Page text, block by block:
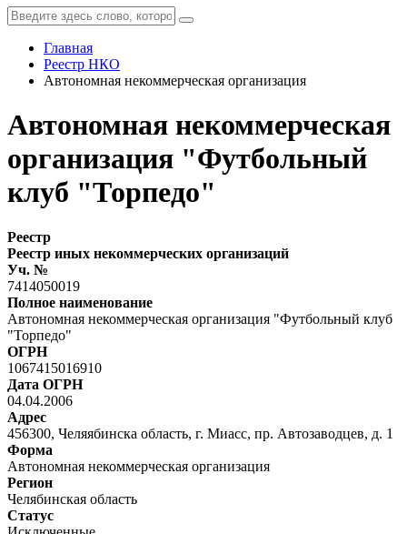
Главная
Реестр НКО
Автономная некоммерческая организация
Автономная некоммерческая
организация "Футбольный
клуб "Торпедо"
Реестр
Реестр иных некоммерческих организаций
Уч. №
7414050019
Полное наименование
Автономная некоммерческая организация "Футбольный клуб
"Торпедо"
ОГРН
1067415016910
Дата ОГРН
04.04.2006
Адрес
456300, Челяябинска область, г. Миасс, пр. Автозаводцев, д. 1
Форма
Автономная некоммерческая организация
Регион
Челябинская область
Статус